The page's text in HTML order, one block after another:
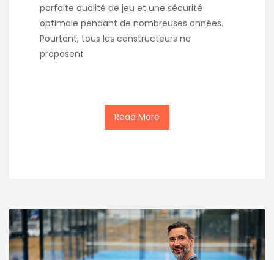
parfaite qualité de jeu et une sécurité
optimale pendant de nombreuses années.
Pourtant, tous les constructeurs ne
proposent
Read More